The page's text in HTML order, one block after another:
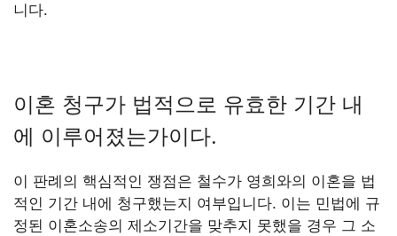
니다.
이혼 청구가 법적으로 유효한 기간 내
에 이루어졌는가이다.
이 판례의 핵심적인 쟁점은 철수가 영희와의 이혼을 법
적인 기간 내에 청구했는지 여부입니다. 이는 민법에 규
정된 이혼소송의 제소기간을 맞추지 못했을 경우 그 소